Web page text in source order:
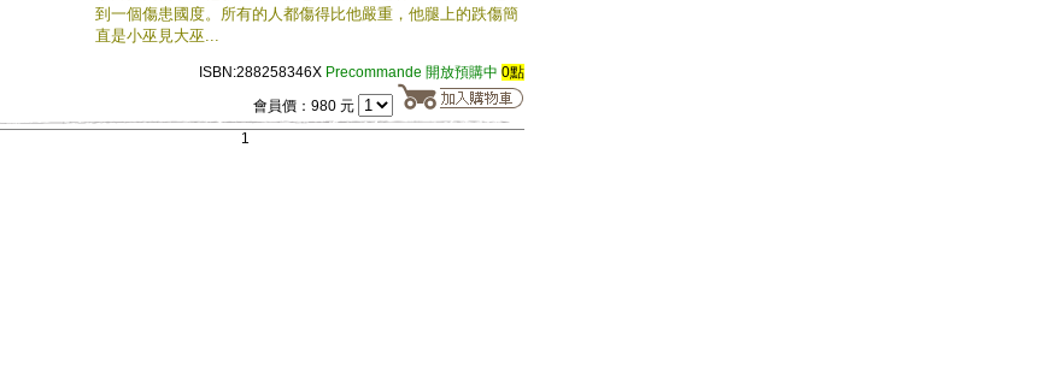
到一個傷患國度。所有的人都傷得比他嚴重，他腿上的跌傷簡
直是小巫見大巫...
ISBN:288258346X Precommande 開放預購中 0點
會員價：980 元
1